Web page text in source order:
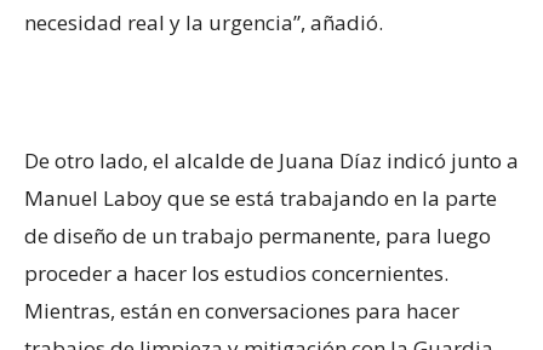
necesidad real y la urgencia”, añadió.
De otro lado, el alcalde de Juana Díaz indicó junto a
Manuel Laboy que se está trabajando en la parte
de diseño de un trabajo permanente, para luego
proceder a hacer los estudios concernientes.
Mientras, están en conversaciones para hacer